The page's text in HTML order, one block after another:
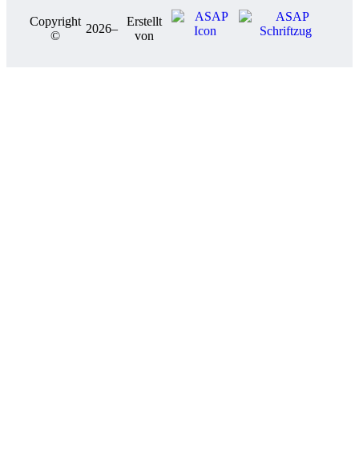
Copyright
©
2026–
Erstellt
von